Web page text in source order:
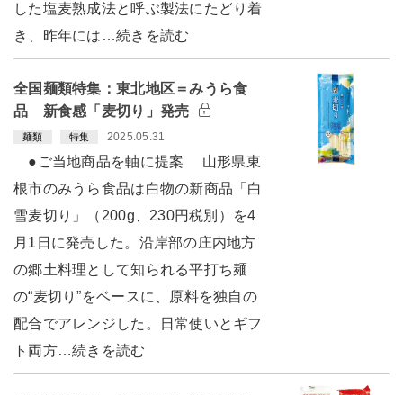
した塩麦熟成法と呼ぶ製法にたどり着
き、昨年には…続きを読む
全国麺類特集：東北地区＝みうら食
品 新食感「麦切り」発売
麺類 特集 2025.05.31
●ご当地商品を軸に提案 山形県東
根市のみうら食品は白物の新商品「白
雪麦切り」（200g、230円税別）を4
月1日に発売した。沿岸部の庄内地方
の郷土料理として知られる平打ち麺
の“麦切り”をベースに、原料を独自の
配合でアレンジした。日常使いとギフ
ト両方…続きを読む